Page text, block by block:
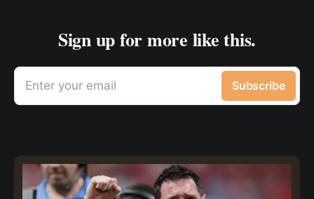
Sign up for more like this.
Enter your email Subscribe